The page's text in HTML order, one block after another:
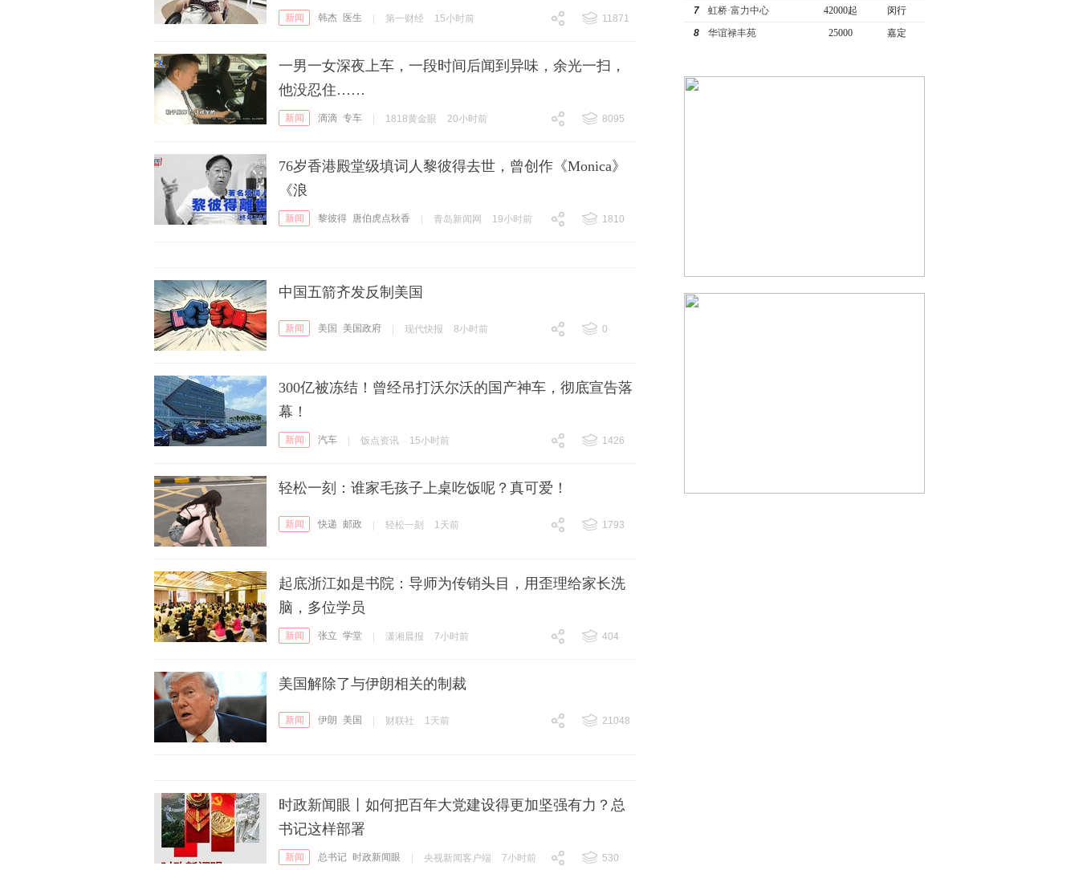
新闻 韩杰 医生 第一财经 15小时前
11871
一男一女深夜上车，一段时间后闻到异味，余光一扫，
他没忍住……
新闻 滴滴 专车 1818黄金眼 20小时前
8095
76岁香港殿堂级填词人黎彼得去世，曾创作《Monica》
《浪
新闻 黎彼得 唐伯虎点秋香 青岛新闻网 19小时前
1810
中国五箭齐发反制美国
新闻 美国 美国政府 现代快报 8小时前
0
300亿被冻结！曾经吊打沃尔沃的国产神车，彻底宣告落
幕！
新闻 汽车 饭点资讯 15小时前
1426
轻松一刻：谁家毛孩子上桌吃饭呢？真可爱！
新闻 快递 邮政 轻松一刻 1天前
1793
起底浙江如是书院：导师为传销头目，用歪理给家长洗
脑，多位学员
新闻 张立 学堂 潇湘晨报 7小时前
404
美国解除了与伊朗相关的制裁
新闻 伊朗 美国 财联社 1天前
21048
时政新闻眼丨如何把百年大党建设得更加坚强有力？总
书记这样部署
新闻 总书记 时政新闻眼 央视新闻客户端 7小时前 530
7
虹桥·富力中心 42000起
闵行
8
华谊禄丰苑 25000 嘉定